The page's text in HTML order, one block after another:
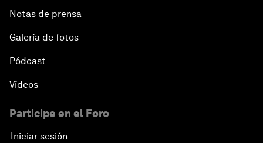
Notas de prensa
Galería de fotos
Pódcast
Vídeos
Participe en el Foro
Iniciar sesión